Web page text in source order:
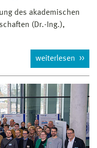
des akademischen
(Dr.-Ing.),
weiterlesen